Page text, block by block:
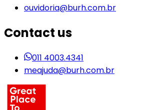
ouvidoria@burh.com.br
Contact us
011 4003.4341
meajuda@burh.com.br